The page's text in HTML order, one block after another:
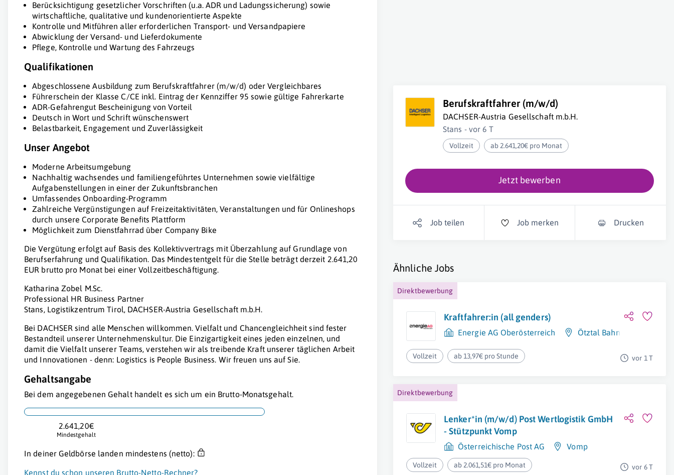
Berücksichtigung gesetzlicher Vorschriften (u.a. ADR und Ladungssicherung) sowie
wirtschaftliche, qualitative und kundenorientierte Aspekte
Kontrolle und Mitführen aller erforderlichen Transport- und Versandpapiere
Abwicklung der Versand- und Lieferdokumente
Pflege, Kontrolle und Wartung des Fahrzeugs
Qualifikationen
Abgeschlossene Ausbildung zum Berufskraftfahrer (m/w/d) oder Vergleichbares
Führerschein der Klasse C/CE inkl. Eintrag der Kennziffer 95 sowie gültige Fahrerkarte
ADR-Gefahrengut Bescheinigung von Vorteil
Deutsch in Wort und Schrift wünschenswert
Belastbarkeit, Engagement und Zuverlässigkeit
Unser Angebot
Moderne Arbeitsumgebung
Nachhaltig wachsendes und familiengeführtes Unternehmen sowie vielfältige
Aufgabenstellungen in einer der Zukunftsbranchen
Umfassendes Onboarding-Programm
Zahlreiche Vergünstigungen auf Freizeitaktivitäten, Veranstaltungen und für Onlineshops
durch unsere Corporate Benefits Plattform
Möglichkeit zum Dienstfahrrad über Company Bike
Die Vergütung erfolgt auf Basis des Kollektivvertrags mit Überzahlung auf Grundlage von
Berufserfahrung und Qualifikation. Das Mindestentgelt für die Stelle beträgt derzeit 2.641,20
EUR brutto pro Monat bei einer Vollzeitbeschäftigung.
Katharina Zobel M.Sc.
Professional HR Business Partner
Stans, Logistikzentrum Tirol, DACHSER-Austria Gesellschaft m.b.H.
Bei DACHSER sind alle Menschen willkommen. Vielfalt und Chancengleichheit sind fester
Bestandteil unserer Unternehmenskultur. Die Einzigartigkeit eines jeden einzelnen, und
damit die Vielfalt unserer Teams, verstehen wir als treibende Kraft unserer täglichen Arbeit
und Innovationen - denn: Logistics is People Business. Wir freuen uns auf Sie.
Gehaltsangabe
Bei dem angegebenen Gehalt handelt es sich um ein Brutto-Monatsgehalt.
2.641,20€
Mindestgehalt
In deiner Geldbörse landen mindestens (netto):
Kennst du schon unseren Brutto-Netto-Rechner?
Berufskraftfahrer (m/w/d)
DACHSER-Austria Gesellschaft m.b.H.
Stans - vor 6 T
Vollzeit ab 2.641,20€ pro Monat
Jetzt bewerben
Job teilen Job merken Drucken
Ähnliche Jobs
Direktbewerbung
Kraftfahrer:in (all genders)
Energie AG Oberösterreich Ötztal Bahnhof
Vollzeit ab 13,97€ pro Stunde vor 1 T
Direktbewerbung
Lenker*in (m/w/d) Post Wertlogistik GmbH
- Stützpunkt Vomp
Österreichische Post AG Vomp
Vollzeit ab 2.061,51€ pro Monat vor 6 T